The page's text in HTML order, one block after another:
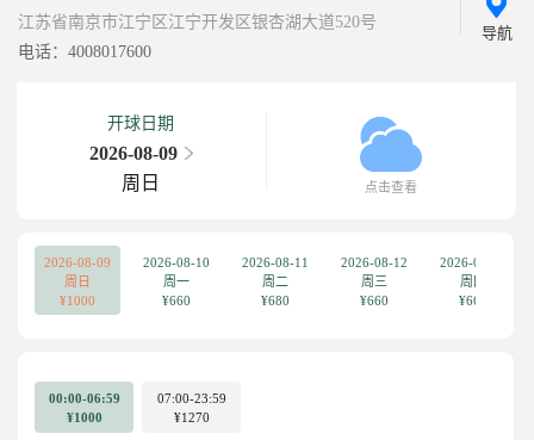
江苏省南京市江宁区江宁开发区银杏湖大道520号
电话：4008017600
导航
开球日期
2026-08-09
周日
点击查看
2026-08-09
周日
¥1000
2026-08-10
周一
¥660
2026-08-11
周二
¥680
2026-08-12
周三
¥660
2026-08-13
周四
¥660
00:00-06:59
¥1000
07:00-23:59
¥1270